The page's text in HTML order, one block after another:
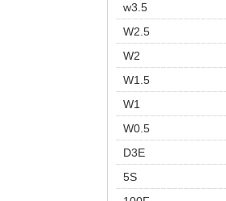
w3.5
W2.5
W2
W1.5
W1
W0.5
D3E
5S